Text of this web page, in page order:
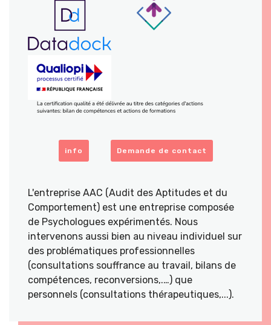
info Demande de contact
L'entreprise AAC (Audit des Aptitudes et du
Comportement) est une entreprise composée
de Psychologues expérimentés. Nous
intervenons aussi bien au niveau individuel sur
des problématiques professionnelles
(consultations souffrance au travail, bilans de
compétences, reconversions,.…) que
personnels (consultations thérapeutiques,...).